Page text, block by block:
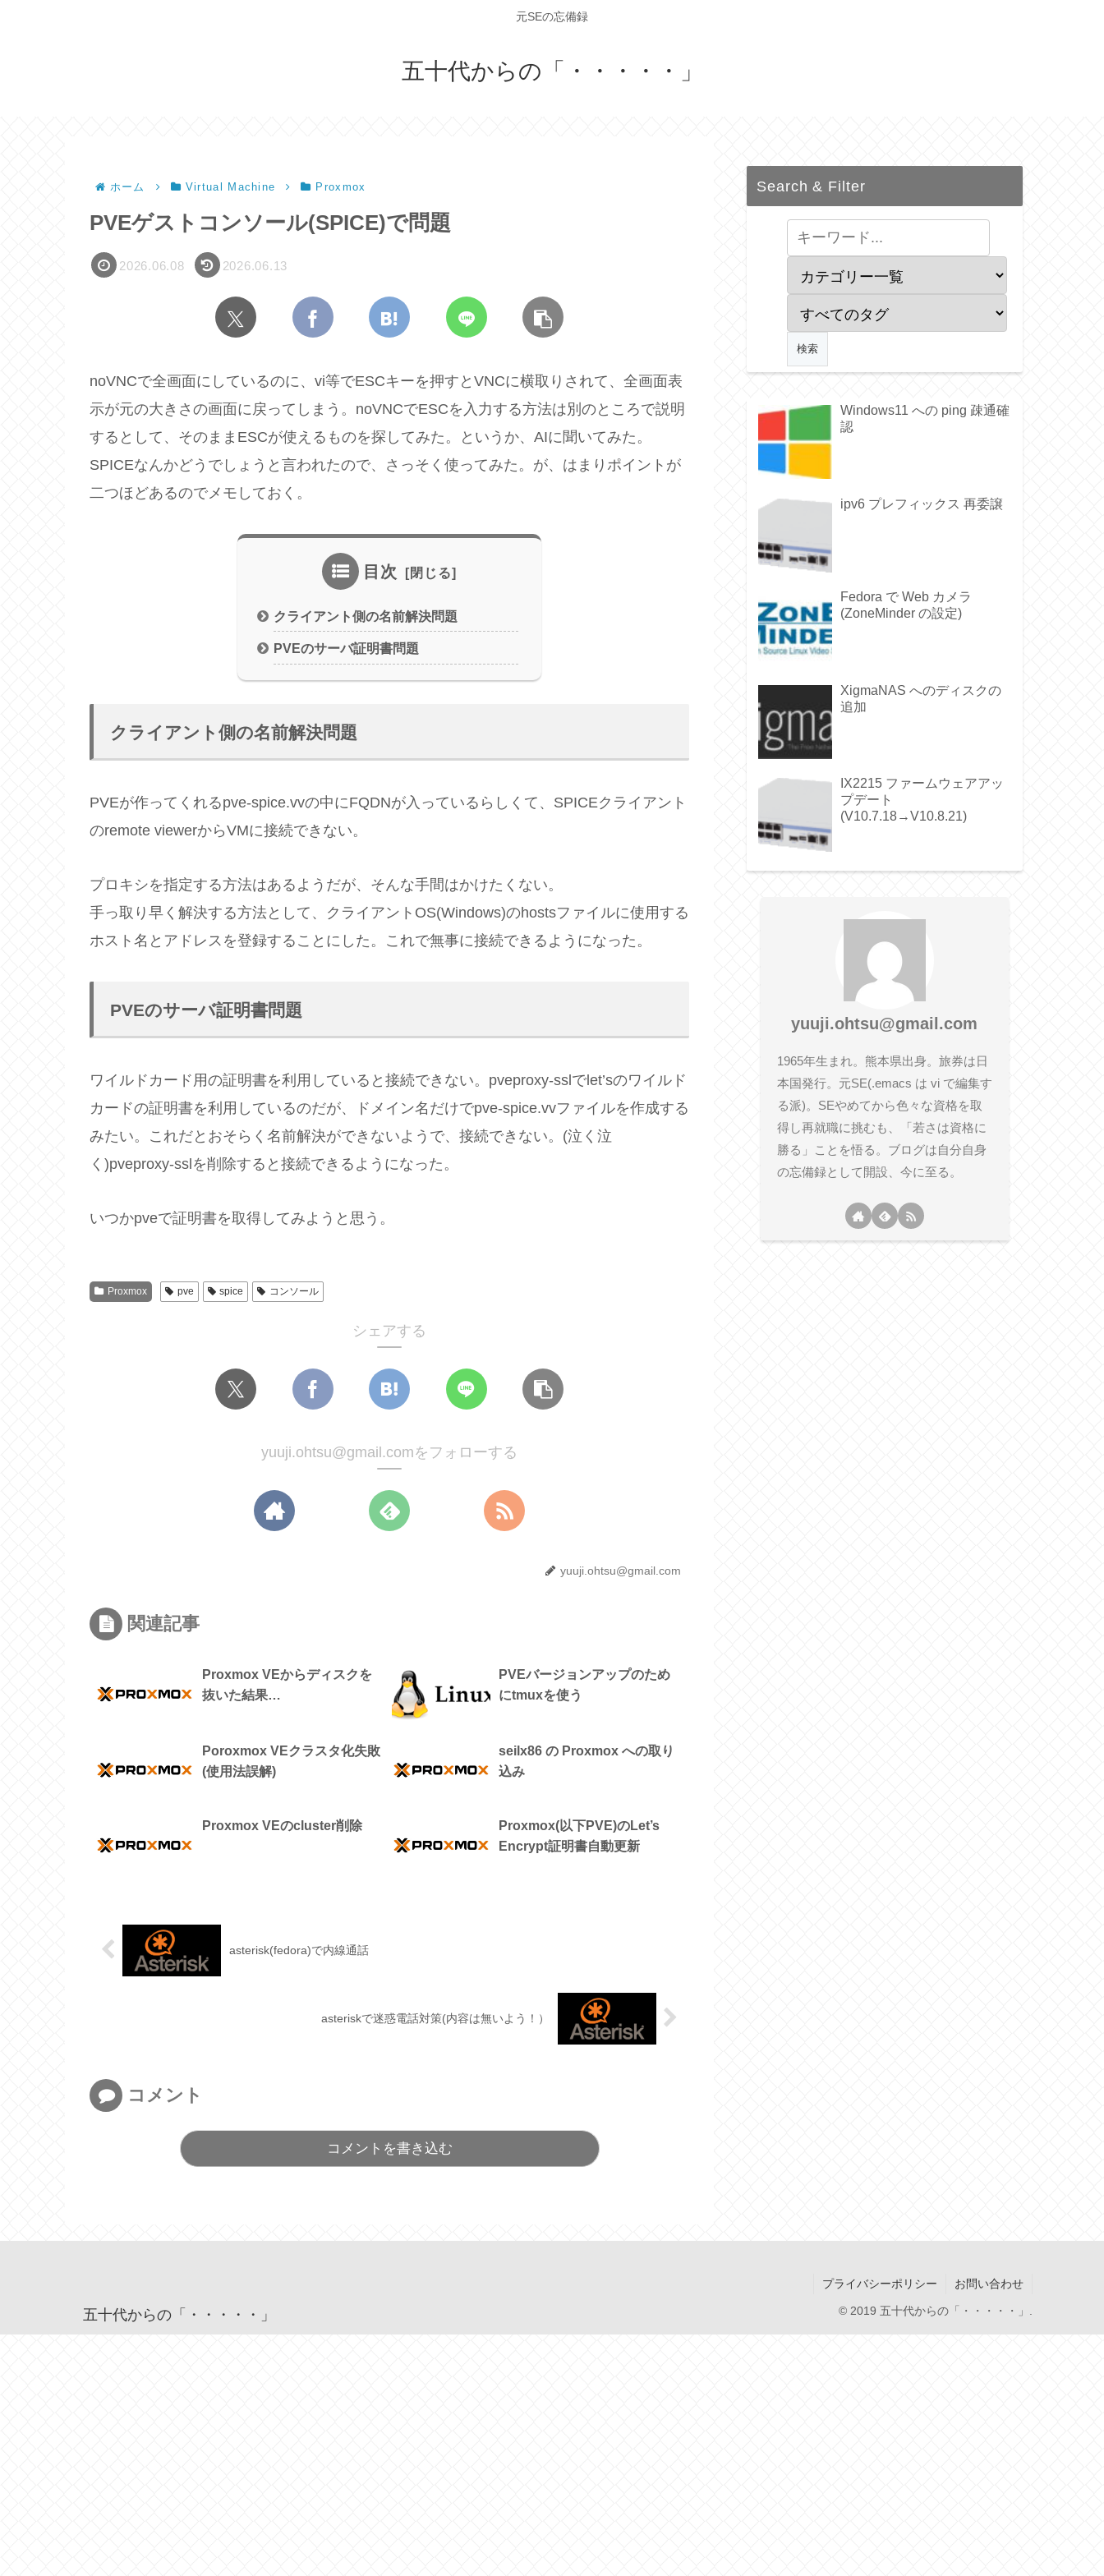
元SEの忘備録
五十代からの「・・・・・」
ホーム Virtual Machine Proxmox
PVEゲストコンソール(SPICE)で問題
2026.06.08 2026.06.13
noVNCで全画面にしているのに、vi等でESCキーを押すとVNCに横取りされて、全画面表
示が元の大きさの画面に戻ってしまう。noVNCでESCを入力する方法は別のところで説明
するとして、そのままESCが使えるものを探してみた。というか、AIに聞いてみた。
SPICEなんかどうでしょうと言われたので、さっそく使ってみた。が、はまりポイントが
二つほどあるのでメモしておく。
目次
クライアント側の名前解決問題
PVEのサーバ証明書問題
クライアント側の名前解決問題
PVEが作ってくれるpve-spice.vvの中にFQDNが入っているらしくて、SPICEクライアント
のremote viewerからVMに接続できない。
プロキシを指定する方法はあるようだが、そんな手間はかけたくない。
手っ取り早く解決する方法として、クライアントOS(Windows)のhostsファイルに使用する
ホスト名とアドレスを登録することにした。これで無事に接続できるようになった。
PVEのサーバ証明書問題
ワイルドカード用の証明書を利用していると接続できない。pveproxy-sslでlet’sのワイルド
カードの証明書を利用しているのだが、ドメイン名だけでpve-spice.vvファイルを作成する
みたい。これだとおそらく名前解決ができないようで、接続できない。(泣く泣
く)pveproxy-sslを削除すると接続できるようになった。
いつかpveで証明書を取得してみようと思う。
Proxmox pve spice コンソール
シェアする
yuuji.ohtsu@gmail.comをフォローする
yuuji.ohtsu@gmail.com
関連記事
Proxmox VEからディスクを
抜いた結果…
PVEバージョンアップのため
にtmuxを使う
Poroxmox VEクラスタ化失敗
(使用法誤解)
seilx86 の Proxmox への取り
込み
Proxmox VEのcluster削除
Proxmox(以下PVE)のLet’s
Encrypt証明書自動更新
asterisk(fedora)で内線通話
asteriskで迷惑電話対策(内容は無いよう！）
コメント
コメントを書き込む
Search & Filter
Windows11 への ping 疎通確
認
ipv6 プレフィックス 再委譲
Fedora で Web カメラ
(ZoneMinder の設定)
XigmaNAS へのディスクの
追加
IX2215 ファームウェアアッ
プデート
(V10.7.18→V10.8.21)
yuuji.ohtsu@gmail.com
1965年生まれ。熊本県出身。旅券は日
本国発行。元SE(.emacs は vi で編集す
る派)。SEやめてから色々な資格を取
得し再就職に挑むも、「若さは資格に
勝る」ことを悟る。ブログは自分自身
の忘備録として開設、今に至る。
五十代からの「・・・・・」
プライバシーポリシー お問い合わせ
© 2019 五十代からの「・・・・・」.